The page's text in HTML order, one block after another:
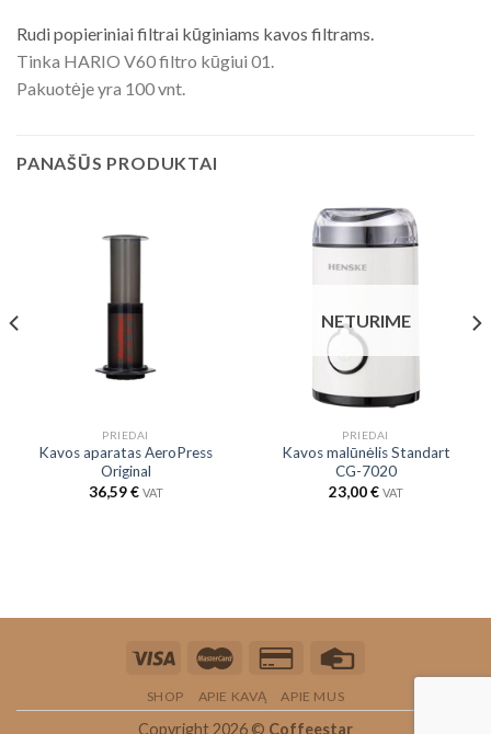
Rudi popieriniai filtrai kūginiams kavos filtrams.
Tinka HARIO V60 filtro kūgiui 01.
Pakuotėje yra 100 vnt.
PANAŠŪS PRODUKTAI
PRIEDAI
Kavos aparatas AeroPress
Original
36,59€ VAT
NETURIME
PRIEDAI
Kavos malūnėlis Standart
CG-7020
23,00€ VAT
SHOP APIE KAVĄ APIE MUS
Copyright 2026 © Coffeestar